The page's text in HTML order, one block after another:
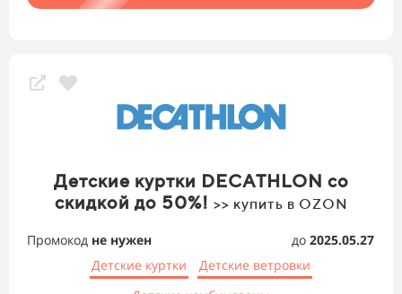
Детские куртки DECATHLON со
скидкой до 50%! >> купить в OZON
Промокод не нужен до 2025.05.27
Детские куртки
Детские ветровки